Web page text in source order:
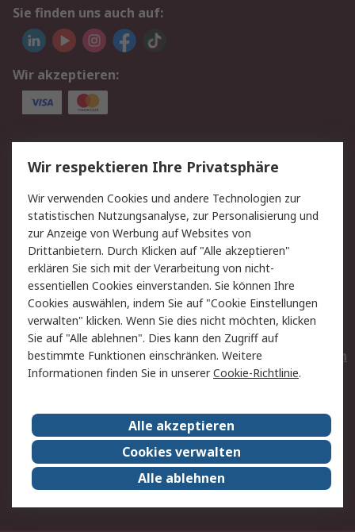
Sie finden uns auch auf:
Wir akzeptieren:
Service
Value Added Services
Lieferlösungen
Rücksendungen
Kontakt
Hilfe
Privatkunden
Rechtliches
AGB
Datenschutz
Cookie-Richtlinie
Zahlungsbedingungen
Copyright/Impressum
Entsorgung
Elektrogeräte/Batterien
RS weltweit
Karriere bei RS
Nachhaltigkeit
Qualität/Umwelt/ZertifikatePresse-Center
Event-Center
Wir respektieren Ihre Privatsphäre
Wir verwenden Cookies und andere Technologien zur
statistischen Nutzungsanalyse, zur Personalisierung und
zur Anzeige von Werbung auf Websites von
Drittanbietern. Durch Klicken auf "Alle akzeptieren"
erklären Sie sich mit der Verarbeitung von nicht-
essentiellen Cookies einverstanden. Sie können Ihre
Cookies auswählen, indem Sie auf "Cookie Einstellungen
verwalten" klicken. Wenn Sie dies nicht möchten, klicken
Sie auf "Alle ablehnen". Dies kann den Zugriff auf
bestimmte Funktionen einschränken. Weitere
Informationen finden Sie in unsererCookie-Richtlinie.
Alle akzeptieren
Cookies verwalten
Alle ablehnen